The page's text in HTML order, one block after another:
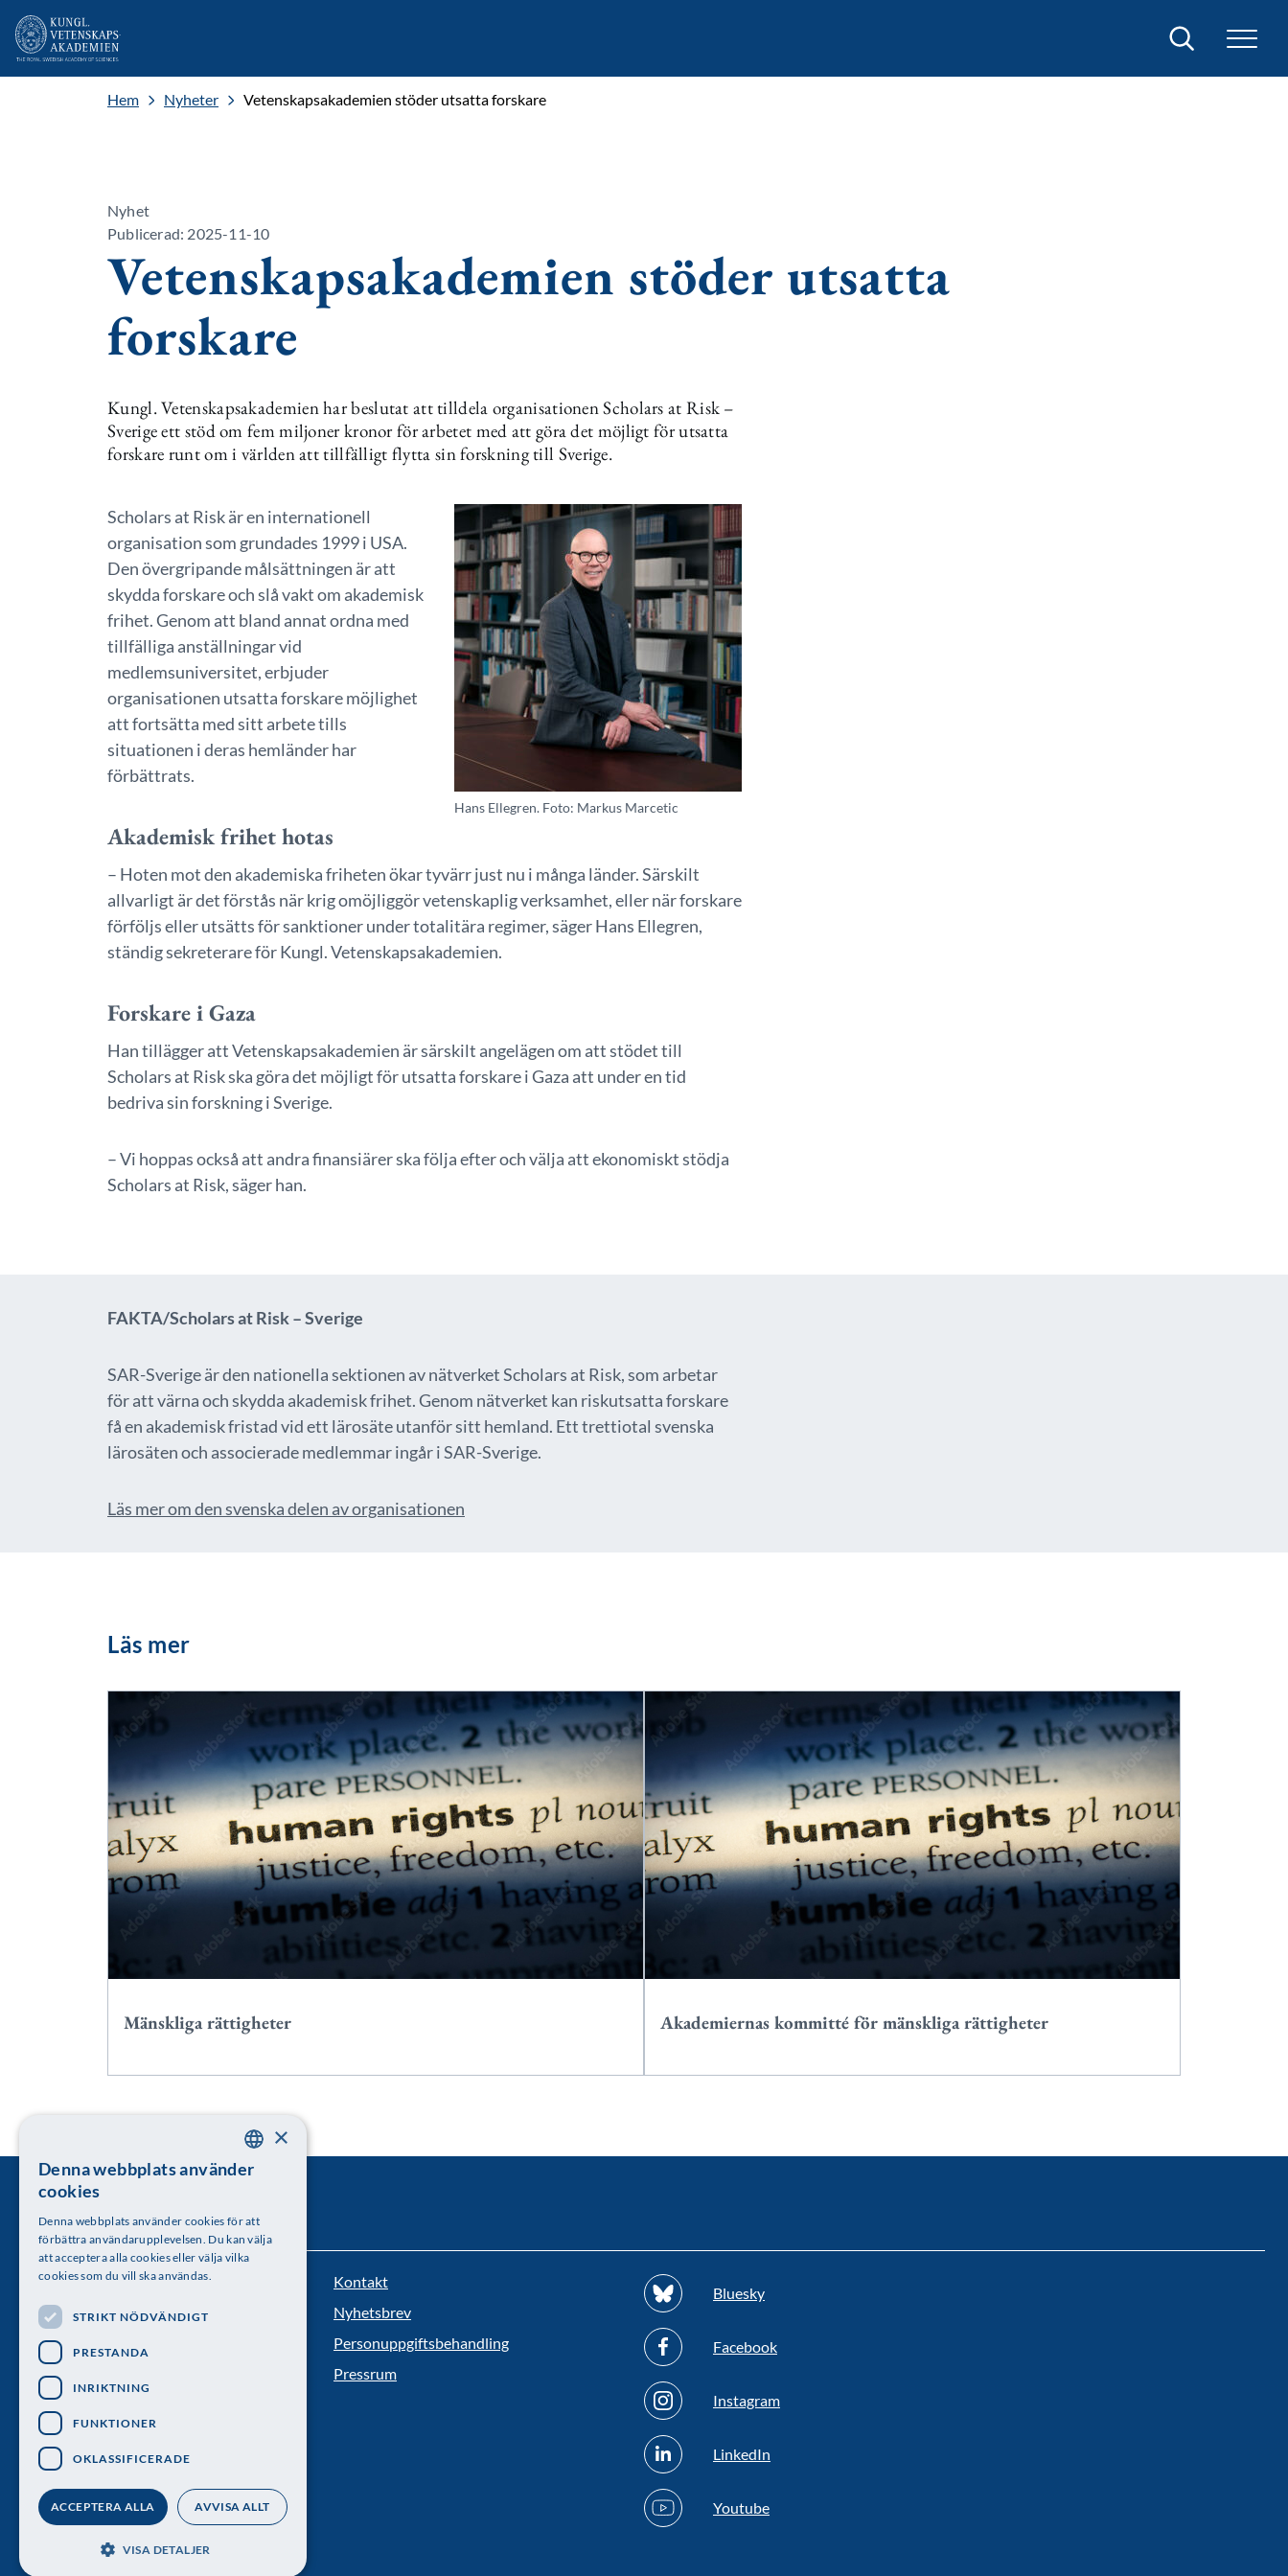
Sök
Hem Nyheter Vetenskapsakademien stöder utsatta forskare
Nyhet
Publicerad: 2025-11-10
Vetenskapsakademien stöder utsatta
forskare
Kungl. Vetenskapsakademien har beslutat att tilldela organisationen Scholars at Risk –
Sverige ett stöd om fem miljoner kronor för arbetet med att göra det möjligt för utsatta
forskare runt om i världen att tillfälligt flytta sin forskning till Sverige.
Hans Ellegren. Foto: Markus Marcetic
Scholars at Risk är en internationell
organisation som grundades 1999 i USA.
Den övergripande målsättningen är att
skydda forskare och slå vakt om akademisk
frihet. Genom att bland annat ordna med
tillfälliga anställningar vid
medlemsuniversitet, erbjuder
organisationen utsatta forskare möjlighet
att fortsätta med sitt arbete tills
situationen i deras hemländer har
förbättrats.
Akademisk frihet hotas
– Hoten mot den akademiska friheten ökar tyvärr just nu i många länder. Särskilt
allvarligt är det förstås när krig omöjliggör vetenskaplig verksamhet, eller när forskare
förföljs eller utsätts för sanktioner under totalitära regimer, säger Hans Ellegren,
ständig sekreterare för Kungl. Vetenskapsakademien.
Forskare i Gaza
Han tillägger att Vetenskapsakademien är särskilt angelägen om att stödet till
Scholars at Risk ska göra det möjligt för utsatta forskare i Gaza att under en tid
bedriva sin forskning i Sverige.
– Vi hoppas också att andra finansiärer ska följa efter och välja att ekonomiskt stödja
Scholars at Risk, säger han.
FAKTA/Scholars at Risk – Sverige
SAR-Sverige är den nationella sektionen av nätverket Scholars at Risk, som arbetar
för att värna och skydda akademisk frihet. Genom nätverket kan riskutsatta forskare
få en akademisk fristad vid ett lärosäte utanför sitt hemland. Ett trettiotal svenska
lärosäten och associerade medlemmar ingår i SAR-Sverige.
Läs mer om den svenska delen av organisationen
Läs mer
Mänskliga rättigheter Akademiernas kommitté för mänskliga rättigheter
Kungl. Vetenskapsakademien
Besöksadress: Lilla Frescativägen 4A
Telefon: 08-673 95 00
Kontakt
Nyhetsbrev
Personuppgiftsbehandling
Pressrum
Bluesky
Facebook
Instagram
LinkedIn
Youtube
SWEDISH
×
Denna webbplats använder
cookies
Denna webbplats använder cookies för att
förbättra användarupplevelsen. Du kan välja
att acceptera alla cookies eller välja vilka
cookies som du vill ska användas.
STRIKT NÖDVÄNDIGT
PRESTANDA
INRIKTNING
FUNKTIONER
OKLASSIFICERADE
ACCEPTERA ALLA AVVISA ALLT
VISA DETALJER